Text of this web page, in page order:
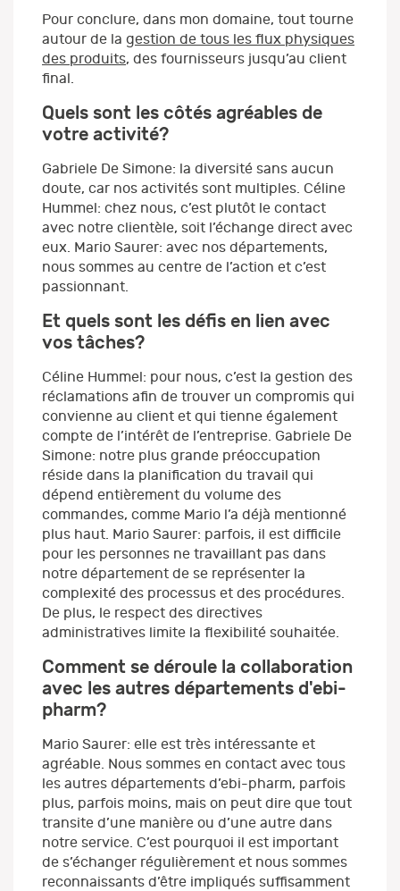
Pour conclure, dans mon domaine, tout tourne
autour de la gestion de tous les flux physiques
des produits, des fournisseurs jusqu’au client
final.
Quels sont les côtés agréables de
votre activité?
Gabriele De Simone: la diversité sans aucun
doute, car nos activités sont multiples. Céline
Hummel: chez nous, c’est plutôt le contact
avec notre clientèle, soit l’échange direct avec
eux. Mario Saurer: avec nos départements,
nous sommes au centre de l’action et c’est
passionnant.
Et quels sont les défis en lien avec
vos tâches?
Céline Hummel: pour nous, c’est la gestion des
réclamations afin de trouver un compromis qui
convienne au client et qui tienne également
compte de l’intérêt de l’entreprise. Gabriele De
Simone: notre plus grande préoccupation
réside dans la planification du travail qui
dépend entièrement du volume des
commandes, comme Mario l’a déjà mentionné
plus haut. Mario Saurer: parfois, il est difficile
pour les personnes ne travaillant pas dans
notre département de se représenter la
complexité des processus et des procédures.
De plus, le respect des directives
administratives limite la flexibilité souhaitée.
Comment se déroule la collaboration
avec les autres départements d'ebi-
pharm?
Mario Saurer: elle est très intéressante et
agréable. Nous sommes en contact avec tous
les autres départements d’ebi-pharm, parfois
plus, parfois moins, mais on peut dire que tout
transite d’une manière ou d’une autre dans
notre service. C’est pourquoi il est important
de s’échanger régulièrement et nous sommes
reconnaissants d’être impliqués suffisamment